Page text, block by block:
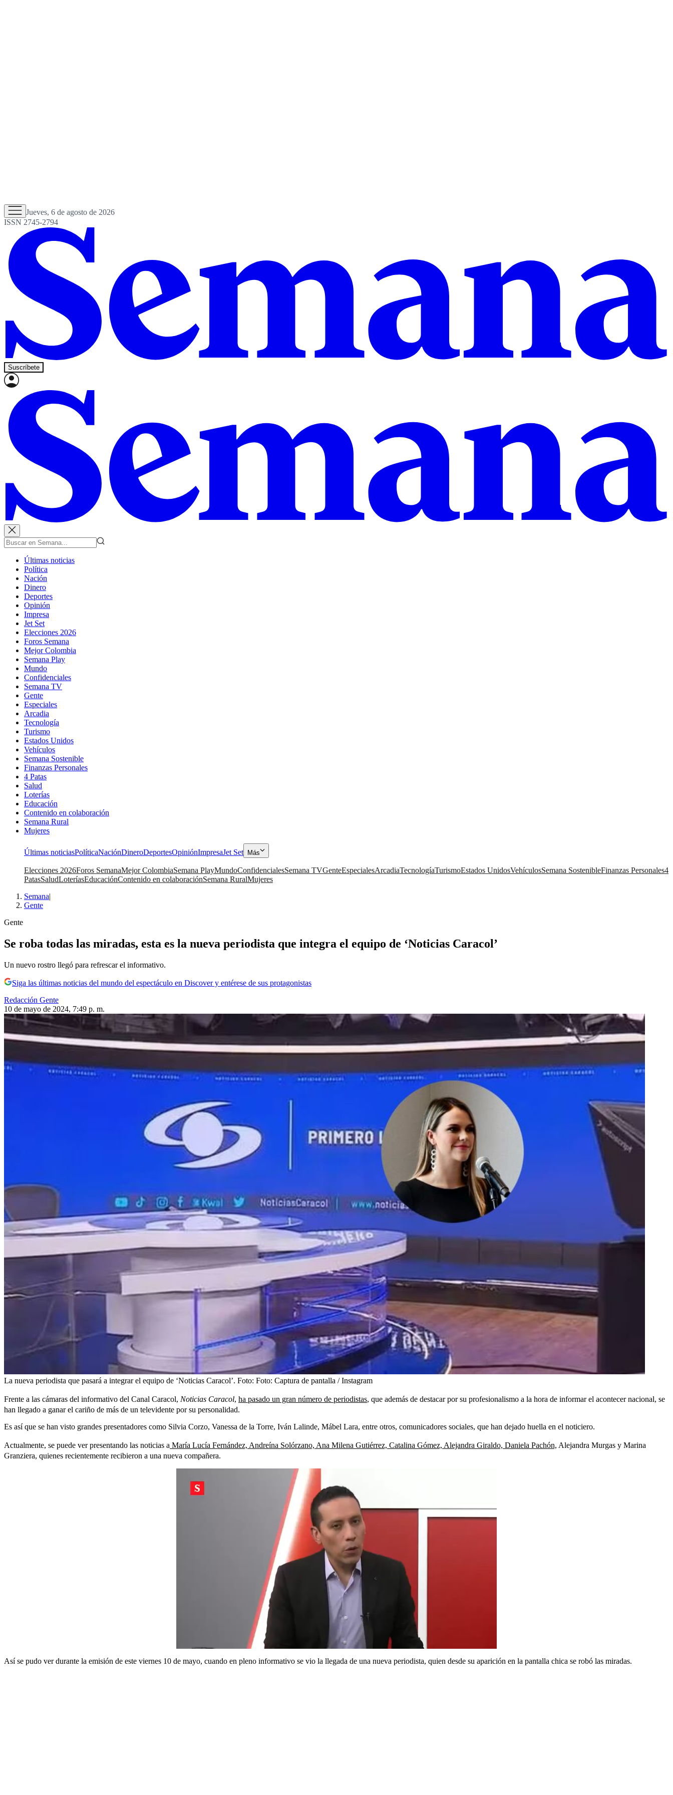
Jueves, 6 de agosto de 2026
ISSN 2745-2794
Suscríbete
Últimas noticias
Política
Nación
Dinero
Deportes
Opinión
Impresa
Jet Set
Elecciones 2026
Foros Semana
Mejor Colombia
Semana Play
Mundo
Confidenciales
Semana TV
Gente
Especiales
Arcadia
Tecnología
Turismo
Estados Unidos
Vehículos
Semana Sostenible
Finanzas Personales
4 Patas
Salud
Loterías
Educación
Contenido en colaboración
Semana Rural
Mujeres
Últimas noticiasPolíticaNaciónDineroDeportesOpiniónImpresaJet Set Más
Elecciones 2026Foros SemanaMejor ColombiaSemana PlayMundoConfidencialesSemana TVGenteEspecialesArcadiaTecnologíaTurismoEstados UnidosVehículosSemana SostenibleFinanzas Personales4
PatasSaludLoteríasEducaciónContenido en colaboraciónSemana RuralMujeres
Semana|
Gente
Gente
Se roba todas las miradas, esta es la nueva periodista que integra el equipo de ‘Noticias Caracol’
Un nuevo rostro llegó para refrescar el informativo.
Siga las últimas noticias del mundo del espectáculo en Discover y entérese de sus protagonistas
Redacción Gente
10 de mayo de 2024, 7:49 p. m.
La nueva periodista que pasará a integrar el equipo de ‘Noticias Caracol’. Foto: Foto: Captura de pantalla / Instagram
Frente a las cámaras del informativo del Canal Caracol, Noticias Caracol, ha pasado un gran número de periodistas, que además de destacar por su profesionalismo a la hora de informar el acontecer nacional, se
han llegado a ganar el cariño de más de un televidente por su personalidad.
Es así que se han visto grandes presentadores como Silvia Corzo, Vanessa de la Torre, Iván Lalinde, Mábel Lara, entre otros, comunicadores sociales, que han dejado huella en el noticiero.
Actualmente, se puede ver presentando las noticias a María Lucía Fernández, Andreína Solórzano, Ana Milena Gutiérrez, Catalina Gómez, Alejandra Giraldo, Daniela Pachón, Alejandra Murgas y Marina
Granziera, quienes recientemente recibieron a una nueva compañera.
Así se pudo ver durante la emisión de este viernes 10 de mayo, cuando en pleno informativo se vio la llegada de una nueva periodista, quien desde su aparición en la pantalla chica se robó las miradas.